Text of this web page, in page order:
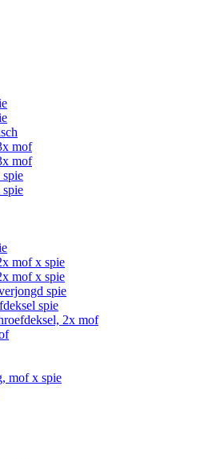
mof
mof
mof x spie
mof x spie
spie
spie
2x mof
mof x spie